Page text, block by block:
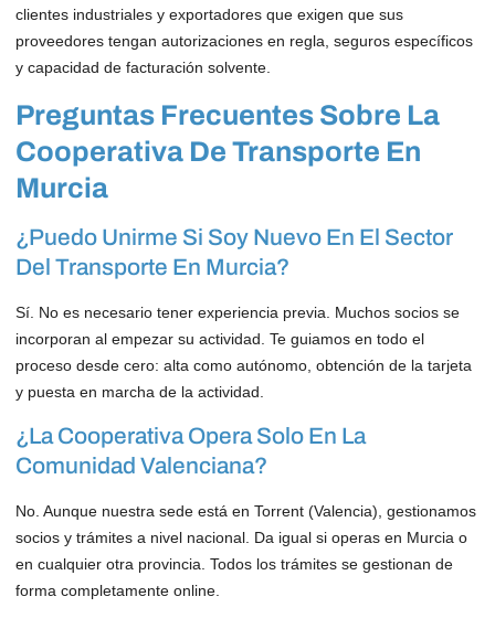
clientes industriales y exportadores que exigen que sus
proveedores tengan autorizaciones en regla, seguros específicos
y capacidad de facturación solvente.
Preguntas Frecuentes Sobre La
Cooperativa De Transporte En
Murcia
¿Puedo Unirme Si Soy Nuevo En El Sector
Del Transporte En Murcia?
Sí. No es necesario tener experiencia previa. Muchos socios se
incorporan al empezar su actividad. Te guiamos en todo el
proceso desde cero: alta como autónomo, obtención de la tarjeta
y puesta en marcha de la actividad.
¿La Cooperativa Opera Solo En La
Comunidad Valenciana?
No. Aunque nuestra sede está en Torrent (Valencia), gestionamos
socios y trámites a nivel nacional. Da igual si operas en Murcia o
en cualquier otra provincia. Todos los trámites se gestionan de
forma completamente online.